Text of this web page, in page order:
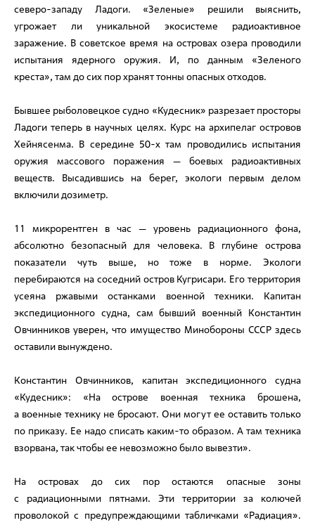
северо-западу Ладоги. «Зеленые» решили выяснить,
угрожает ли уникальной экосистеме радиоактивное
заражение. В советское время на островах озера проводили
испытания ядерного оружия. И, по данным «Зеленого
креста», там до сих пор хранят тонны опасных отходов.
Бывшее рыболовецкое судно «Кудесник» разрезает просторы
Ладоги теперь в научных целях. Курс на архипелаг островов
Хейнясенма. В середине 50-х там проводились испытания
оружия массового поражения — боевых радиоактивных
веществ. Высадившись на берег, экологи первым делом
включили дозиметр.
11 микрорентген в час — уровень радиационного фона,
абсолютно безопасный для человека. В глубине острова
показатели чуть выше, но тоже в норме. Экологи
перебираются на соседний остров Кугрисари. Его территория
усеяна ржавыми останками военной техники. Капитан
экспедиционного судна, сам бывший военный Константин
Овчинников уверен, что имущество Минобороны СССР здесь
оставили вынуждено.
Константин Овчинников, капитан экспедиционного судна
«Кудесник»: «На острове военная техника брошена,
а военные технику не бросают. Они могут ее оставить только
по приказу. Ее надо списать каким-то образом. А там техника
взорвана, так чтобы ее невозможно было вывезти».
На островах до сих пор остаются опасные зоны
с радиационными пятнами. Эти территории за колючей
проволокой с предупреждающими табличками «Радиация».